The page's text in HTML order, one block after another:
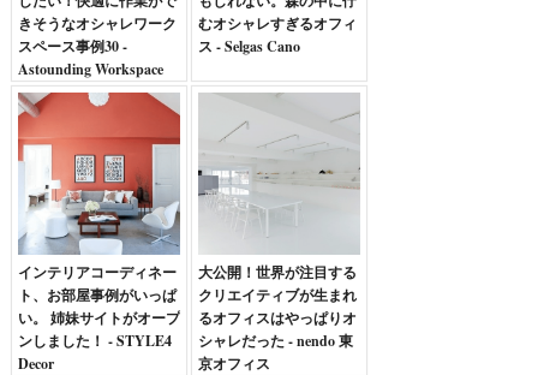
きそうなオシャレワーク
スペース事例30 -
Astounding Workspace
Setups for Inspirations
むオシャレすぎるオフィ
ス - Selgas Cano
インテリアコーディネー
ト、お部屋事例がいっぱ
い。 姉妹サイトがオープ
ンしました！ - STYLE4
Decor
大公開！世界が注目する
クリエイティブが生まれ
るオフィスはやっぱりオ
シャレだった - nendo 東
京オフィス